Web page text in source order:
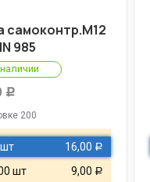
самоконтр.М12
985
Р
200
16,00 Р
шт 9,00 Р